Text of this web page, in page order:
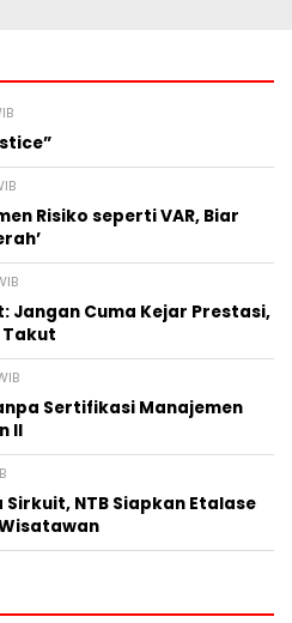
Risiko seperti VAR, Biar
Jangan Cuma Kejar Prestasi,
Takut
Sertifikasi Manajemen
II
NTB Siapkan Etalase